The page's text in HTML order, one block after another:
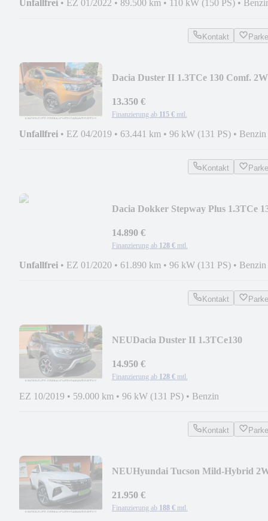
Unfallfrei • EZ 01/2022 • 89.500 km • 110 kW (150 PS) •
Kontakt
Dacia Duster II 1.3TCe 130 Comf.
13.350 €
Finanzierung ab 115 € mtl.
Unfallfrei • EZ 04/2019 • 63.441 km • 96 kW (131 PS) • Benzin
Kontakt
Dacia Dokker Stepway Plus 1.3TCe
14.890 €
Finanzierung ab 128 € mtl.
Unfallfrei • EZ 01/2020 • 61.890 km • 96 kW (131 PS) • Benzin
Kontakt
NEUDacia Duster II 1.3TCe130
14.950 €
Finanzierung ab 128 € mtl.
EZ 10/2019 • 59.000 km • 96 kW (131 PS) • Benzin
Kontakt
NEUHyundai Tucson Mild-Hybrid
21.950 €
Finanzierung ab 188 € mtl.